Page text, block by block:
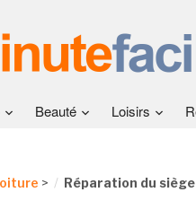
Beauté Loisirs
> Réparation du